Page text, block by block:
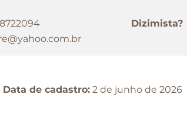
Dizimista?
Data de cadastro: 2 de junho de 2026